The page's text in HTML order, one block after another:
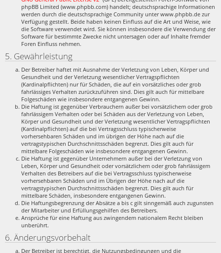
phpBB Limited (www.phpbb.com) handelt; deutschsprachige Informationen
werden durch die deutschsprachige Community unter www.phpbb.de zur
Verfügung gestellt. Beide haben keinen Einfluss auf die Art und Weise, wie
die Software verwendet wird. Sie können insbesondere die Verwendung der
Software für bestimmte Zwecke nicht untersagen oder auf Inhalte fremder
Foren Einfluss nehmen.
5. Gewährleistung
Der Betreiber haftet mit Ausnahme der Verletzung von Leben, Körper und
Gesundheit und der Verletzung wesentlicher Vertragspflichten
(Kardinalpflichten) nur für Schäden, die auf ein vorsätzliches oder grob
fahrlässiges Verhalten zurückzuführen sind. Dies gilt auch für mittelbare
Folgeschäden wie insbesondere entgangenen Gewinn.
Die Haftung ist gegenüber Verbrauchern außer bei vorsätzlichem oder grob
fahrlässigem Verhalten oder bei Schäden aus der Verletzung von Leben,
Körper und Gesundheit und der Verletzung wesentlicher Vertragspflichten
(Kardinalpflichten) auf die bei Vertragsschluss typischerweise
vorhersehbaren Schäden und im übrigen der Höhe nach auf die
vertragstypischen Durchschnittsschäden begrenzt. Dies gilt auch für
mittelbare Folgeschäden wie insbesondere entgangenen Gewinn.
Die Haftung ist gegenüber Unternehmern außer bei der Verletzung von
Leben, Körper und Gesundheit oder vorsätzlichem oder grob fahrlässigem
Verhalten des Betreibers auf die bei Vertragsschluss typischerweise
vorhersehbaren Schäden und im Übrigen der Höhe nach auf die
vertragstypischen Durchschnittsschäden begrenzt. Dies gilt auch für
mittelbare Schäden, insbesondere entgangenen Gewinn.
Die Haftungsbegrenzung der Absätze a bis c gilt sinngemäß auch zugunsten
der Mitarbeiter und Erfüllungsgehilfen des Betreibers.
Ansprüche für eine Haftung aus zwingendem nationalem Recht bleiben
unberührt.
6. Änderungsvorbehalt
Der Betreiber ist berechtigt, die Nutzungsbedingungen und die